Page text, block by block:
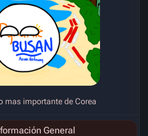
mas importante de Corea
General